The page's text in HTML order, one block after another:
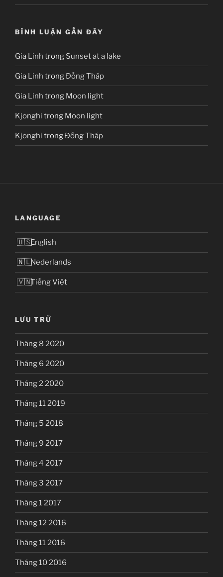
BÌNH LUẬN GẦN ĐÂY
Gia Linh trong Sunset at a lake
Gia Linh trongĐồng Tháp
Gia Linh trong Moon light
Kjonghi trong Moon light
Kjonghi trongĐồng Tháp
LANGUAGE
English
Nederlands
Tiếng Việt
LƯU TRỮ
Tháng 8 2020
Tháng 6 2020
Tháng 2 2020
Tháng 11 2019
Tháng 5 2018
Tháng 9 2017
Tháng 4 2017
Tháng 3 2017
Tháng 1 2017
Tháng 12 2016
Tháng 11 2016
Tháng 10 2016